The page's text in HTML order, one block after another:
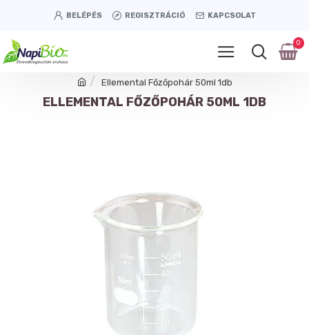
BELÉPÉS REGISZTRÁCIÓ KAPCSOLAT
0
Ellemental Főzőpohár 50ml 1db
ELLEMENTAL FŐZŐPOHÁR 50ML 1DB